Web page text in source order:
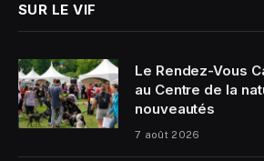
SUR LE VIF
Le Rendez-Vous
au Centre de la
nouveautés
7 août 2026